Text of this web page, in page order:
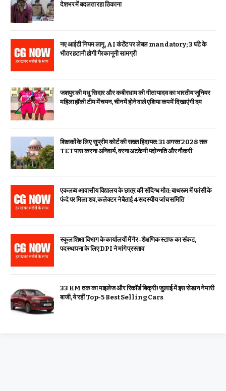
देशभर में बदलता रहा ठिकाना
नए आईटी नियम लागू, AI कंटेंट पर लेबल mandatory; 3 घंटे के
भीतर हटानी होगी गैरकानूनी सामग्री
जशपुर की मधु सिदार और कबीरधाम की गीता यादव का भारतीय जूनियर
महिला हॉकी टीम में चयन, चीन में होने वाले एशिया कप में दिखाएंगी दम
शिक्षकों के लिए सुप्रीम कोर्ट की सख्त हिदायत: 31 अगस्त 2028 तक
TET पास करना अनिवार्य, वरना अटकेगी पदोन्नति और नौकरी
एकलव्य आवासीय विद्यालय के छात्र की संदिग्ध मौत: बाथरूम में फांसी के
फंदे पर मिला शव, कलेक्टर ने बैठाई 4 सदस्यीय जांच समिति
स्कूल शिक्षा विभाग के कार्यालयों में गैर-शैक्षणिक स्टाफ का संकट,
पदस्थापना के लिए DPI ने मांगे प्रस्ताव
33 KM तक का माइलेज और रिकॉर्ड बिक्री! जुलाई में इस सेडान ने मारी
बाजी, ये रहीं Top-5 Best Selling Cars